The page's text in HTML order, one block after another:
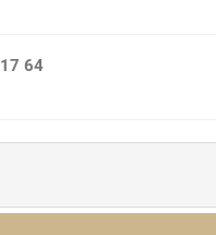
64